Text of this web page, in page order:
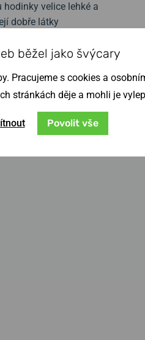
velice lehké a
dobře látky
běžel jako švýcary
Pracujeme s cookies a
stránkách děje a mohli je
Povolit vše